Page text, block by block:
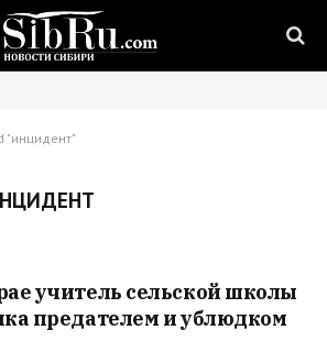
"инцидент"
учитель сельской школы
предателем и ублюдком⁠⁠